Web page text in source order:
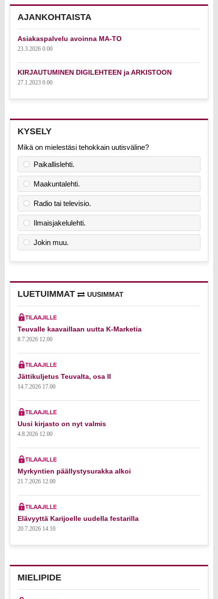
AJANKOHTAISTA
Asiakaspalvelu avoinna MA-TO
23.3.2026 0.00
KIRJAUTUMINEN DIGILEHTEEN ja ARKISTOON
27.1.2023 0.00
KYSELY
Mikä on mielestäsi tehokkain uutisväline?
Paikallislehti.
Maakuntalehti.
Radio tai televisio.
Ilmaisjakelulehti.
Jokin muu.
LUETUIMMAT UUSIMMAT
Teuvalle kaavaillaan uutta K-Marketia
8.7.2026 12.00
Jättikuljetus Teuvalta, osa II
14.7.2026 17.00
Uusi kirjasto on nyt valmis
4.8.2026 12.00
Myrkyntien päällystysurakka alkoi
21.7.2026 12.00
Elävyyttä Karijoelle uudella festarilla
20.7.2026 14.10
MIELIPIDE